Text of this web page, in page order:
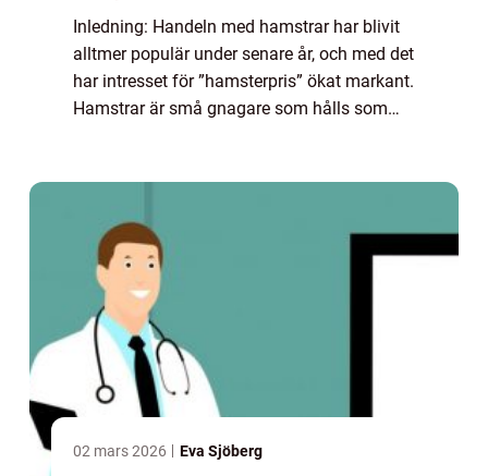
Inledning: Handeln med hamstrar har blivit
alltmer populär under senare år, och med det
har intresset för ”hamsterpris” ökat markant.
Hamstrar är små gnagare som hålls som
02 mars 2026 Eva Sjöberg